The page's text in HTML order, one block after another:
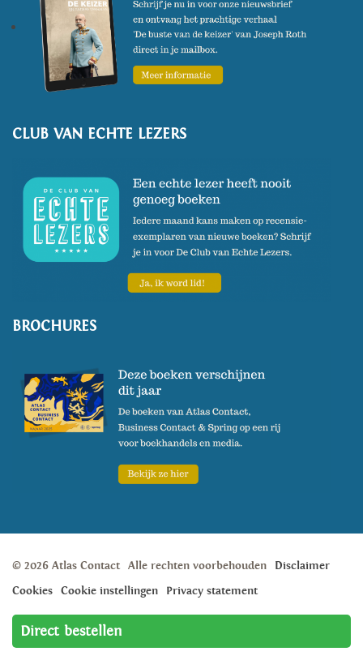
Direct bestellen
CLUB VAN ECHTE LEZERS
BROCHURES
© 2026 Atlas Contact Alle rechten voorbehouden
Disclaimer
Cookies
Cookie instellingen
Privacy statement
T:020 524 98 00 E:info@atlascontact.nl